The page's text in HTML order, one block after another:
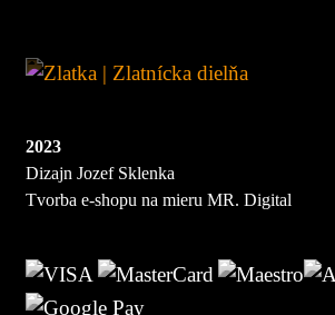
2023
Dizajn Jozef Sklenka
Tvorba e-shopu na mieru MR. Digital